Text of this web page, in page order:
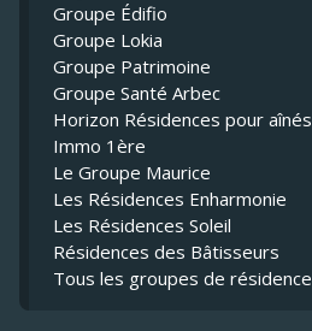
Groupe Édifio
Groupe Lokia
Groupe Patrimoine
Groupe Santé Arbec
Horizon Résidences pour aînés
Immo 1ère
Le Groupe Maurice
Les Résidences Enharmonie
Les Résidences Soleil
Résidences des Bâtisseurs
Tous les groupes de résidence